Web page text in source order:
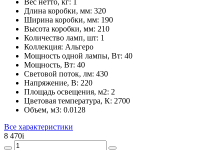
Длина коробки, мм: 320
Ширина коробки, мм: 190
Высота коробки, мм: 210
Количество ламп, шт: 1
Коллекция: Альгеро
Мощность одной лампы, Вт: 40
Мощность, Вт: 40
Световой поток, лм: 430
Напряжение, В: 220
Площадь освещения, м2: 2
Цветовая температура, К: 2700
Объем, м3: 0.0128
Все характеристики
8 470i